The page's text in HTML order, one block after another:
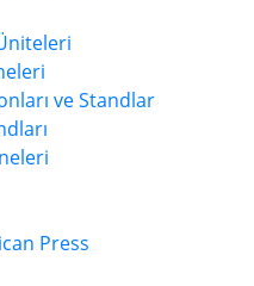
ve Standlar
Press